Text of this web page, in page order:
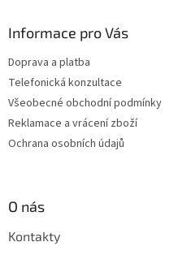
Informace pro Vás
Doprava a platba
Telefonická konzultace
Všeobecné obchodní podmínky
Reklamace a vrácení zboží
Ochrana osobních údajů
O nás
Kontakty